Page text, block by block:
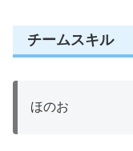
チームスキル
ほのお